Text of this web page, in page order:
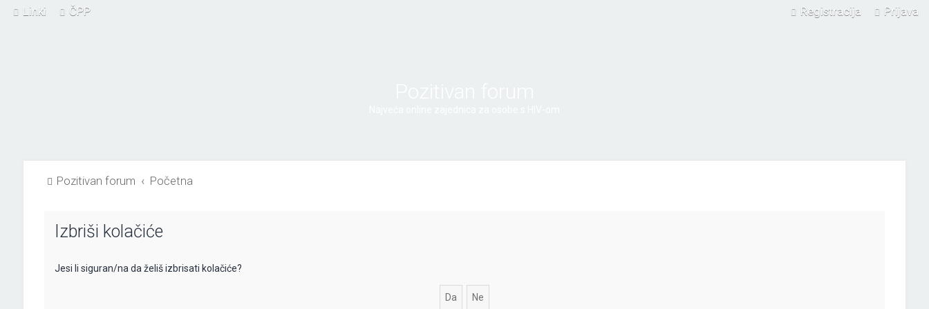
Linki ČPP Prijava
Registracija
Pozitivan forum Početna
Izbriši kolačiće
Jesi li siguran/na da želiš izbrisati kolačiće?